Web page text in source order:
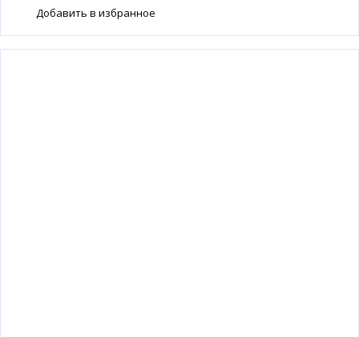
Добавить в избранное